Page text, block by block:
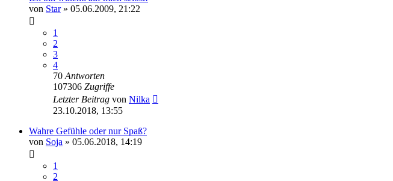
von Star» 05.06.2009, 21:22
1
2
3
4
70 Antworten
107306 Zugriffe
Letzter Beitrag von Nilka
23.10.2018, 13:55
Wahre Gefühle oder nur Spaß?
von Soja » 05.06.2018, 14:19
1
2